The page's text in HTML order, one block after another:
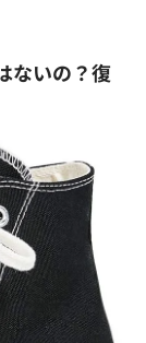
ないの？復